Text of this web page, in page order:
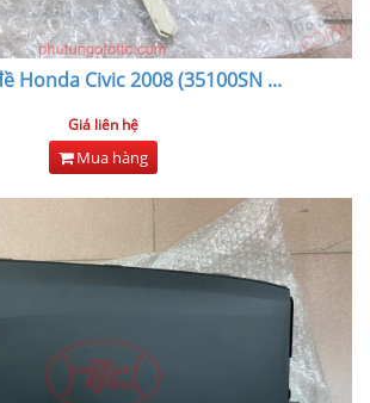
Honda Civic 2008 (35100SN ...
Giá liên hệ
Mua hàng